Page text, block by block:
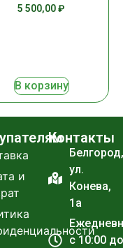
5 500,00₽
В корзину
и
Контакты
Белгород,
ул.
Конева,
1а
с 10:00 до